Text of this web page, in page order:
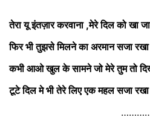
तेरा यू इंतज़ार करवाना ,मेरे दिल को खा
फिर भी तुझसे मिलने का अरमान सजा
कभी आओ खुल के सामने जो मेरे तुम तो
टूटे दिल मे भी तेरे लिए एक महल सजा
………….अजय